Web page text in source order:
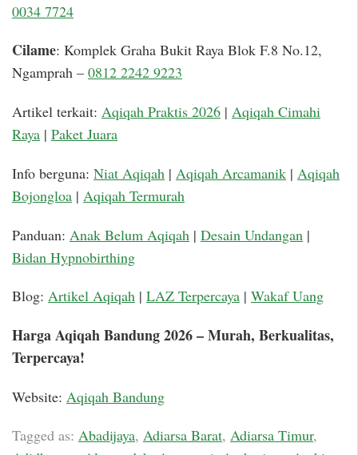
0034 7724
Cilame: Komplek Graha Bukit Raya Blok F.8 No.12,
Ngamprah – 0812 2242 9223
Artikel terkait: Aqiqah Praktis 2026 | Aqiqah Cimahi
Raya | Paket Juara
Info berguna: Niat Aqiqah | Aqiqah Arcamanik | Aqiqah
Bojongloa | Aqiqah Termurah
Panduan: Anak Belum Aqiqah | Desain Undangan |
Bidan Hypnobirthing
Blog: Artikel Aqiqah | LAZ Terpercaya | Wakaf Uang
Harga Aqiqah Bandung 2026 – Murah, Berkualitas,
Terpercaya!
Website: Aqiqah Bandung
Tagged as: Abadijaya, Adiarsa Barat, Adiarsa Timur,